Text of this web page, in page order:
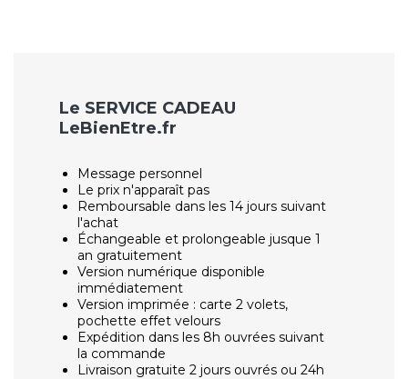
Le SERVICE CADEAU
LeBienEtre.fr
Message personnel
Le prix n'apparaît pas
Remboursable dans les 14 jours suivant
l'achat
Échangeable et prolongeable jusque 1
an gratuitement
Version numérique disponible
immédiatement
Version imprimée : carte 2 volets,
pochette effet velours
Expédition dans les 8h ouvrées suivant
la commande
Livraison gratuite 2 jours ouvrés ou 24h